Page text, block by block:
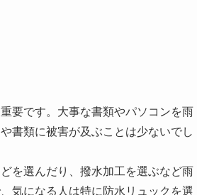
要です。大事な書類やパソコンを雨
書類に被害が及ぶことは少ないでし
を選んだり、撥水加工を選ぶなど雨
気になる人は特に防水リュックを選